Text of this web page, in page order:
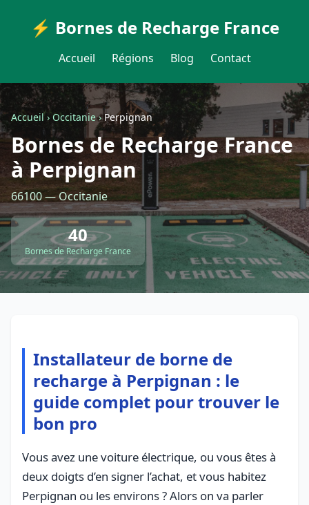
⚡ Bornes de Recharge France
Accueil Régions Blog Contact
Accueil›Occitanie›Perpignan
Bornes de Recharge France
à Perpignan
66100 — Occitanie
40
Bornes de Recharge France
Installateur de borne de
recharge à Perpignan : le
guide complet pour trouver le
bon pro
Vous avez une voiture électrique, ou vous êtes à
deux doigts d’en signer l’achat, et vous habitez
Perpignan ou les environs ? Alors on va parler